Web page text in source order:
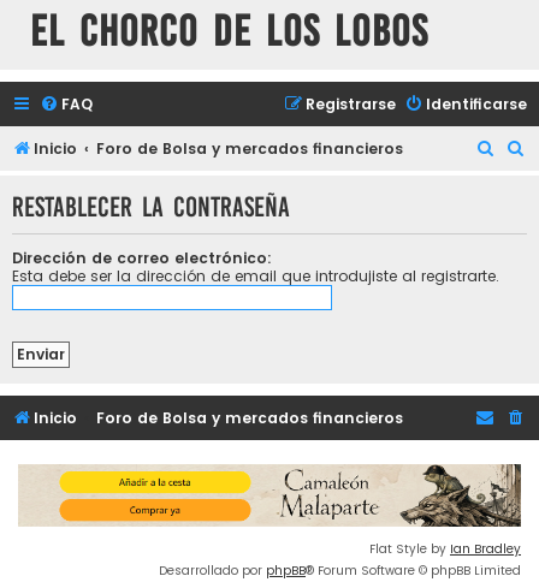
El chorco de los lobos
FAQ Identificarse
Registrarse
Inicio Foro de Bolsa y mercados financieros
c
c
Restablecer la contraseña
Dirección de correo electrónico:
Esta debe ser la dirección de email que introdujiste al registrarte.
Inicio Foro de Bolsa y mercados financieros
Flat Style by Ian Bradley
Desarrollado por phpBB® Forum Software © phpBB Limited